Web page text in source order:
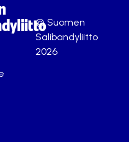
© Suomen
Salibandyliitto
2026